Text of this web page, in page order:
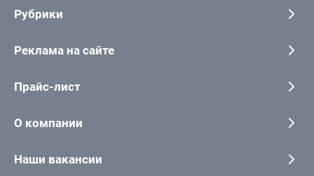
Рубрики
Реклама на сайте
Прайс-лист
О компании
Наши вакансии